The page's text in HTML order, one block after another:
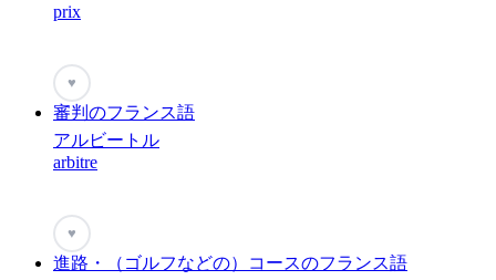
prix
♥
審判のフランス語
アルビートル
arbitre
♥
進路・（ゴルフなどの）コースのフランス語